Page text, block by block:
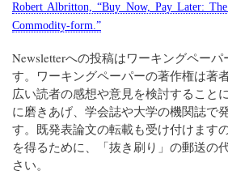
Robert Albritton, “Buy Now, Pay Later:
Commodity-form.”
Newsletterへの投稿はワーキングペーパ
す。ワーキングペーパーの著作権は著
広い読者の感想や意見を検討すること
に磨きあげ、学会誌や大学の機関誌で
す。既発表論文の転載も受け付けます
を得るために、「抜き刷り」の郵送の
さい。